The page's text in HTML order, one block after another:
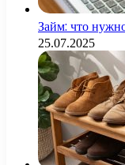
Займ: что
25.07.2025